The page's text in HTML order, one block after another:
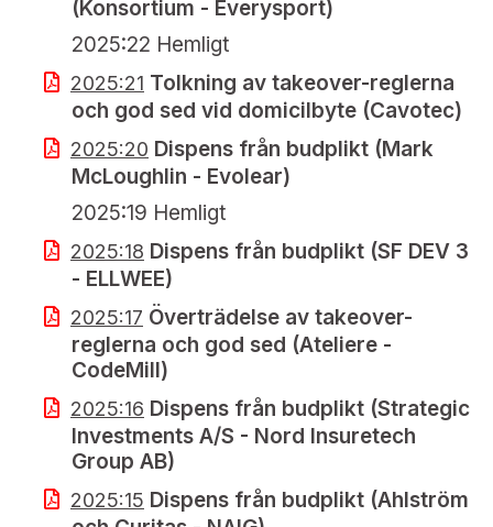
(Konsortium - Everysport)
2025:22 Hemligt
2025:21 Tolkning av takeover-reglerna
och god sed vid domicilbyte (Cavotec)
2025:20 Dispens från budplikt (Mark
McLoughlin - Evolear)
2025:19 Hemligt
2025:18 Dispens från budplikt (SF DEV 3
- ELLWEE)
2025:17 Överträdelse av takeover-
reglerna och god sed (Ateliere -
CodeMill)
2025:16 Dispens från budplikt (Strategic
Investments A/S - Nord Insuretech
Group AB)
2025:15 Dispens från budplikt (Ahlström